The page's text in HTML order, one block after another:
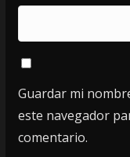
Guardar mi
este navegador
comentario.